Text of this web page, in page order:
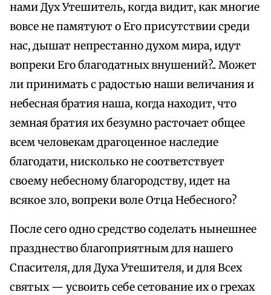
нами Дух Утешитель, когда видит, как многие
вовсе не памятуют о Его присутствии среди
нас, дышат непрестанно духом мира, идут
вопреки Его благодатных внушений?.. Может
ли принимать с радостью наши величания и
небесная братия наша, когда находит, что
земная братия их безумно расточает общее
всем человекам драгоценное наследие
благодати, нисколько не соответствует
своему небесному благородству, идет на
всякое зло, вопреки воле Отца Небесного?
После сего одно средство соделать нынешнее
празднество благоприятным для нашего
Спасителя, для Духа Утешителя, и для Всех
святых — усвоить себе сетование их о грехах